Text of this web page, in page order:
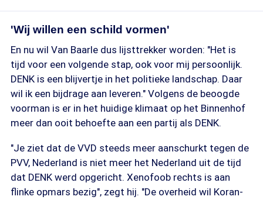
'Wij willen een schild vormen'
En nu wil Van Baarle dus lijsttrekker worden: "Het is
tijd voor een volgende stap, ook voor mij persoonlijk.
DENK is een blijvertje in het politieke landschap. Daar
wil ik een bijdrage aan leveren." Volgens de beoogde
voorman is er in het huidige klimaat op het Binnenhof
meer dan ooit behoefte aan een partij als DENK.
"Je ziet dat de VVD steeds meer aanschurkt tegen de
PVV, Nederland is niet meer het Nederland uit de tijd
dat DENK werd opgericht. Xenofoob rechts is aan
flinke opmars bezig", zegt hij. "De overheid wil Koran-